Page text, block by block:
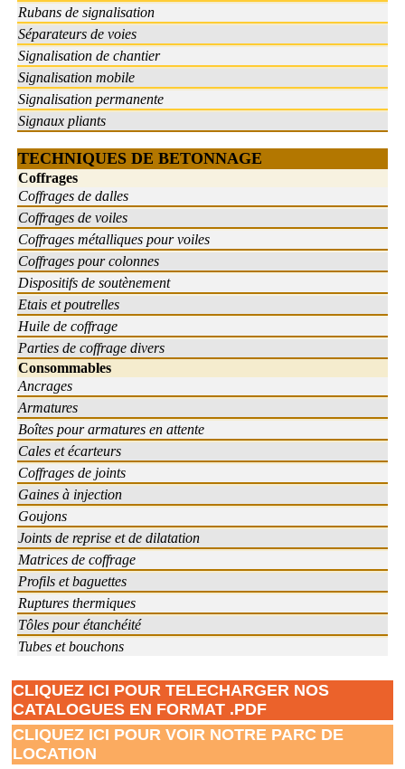
Rubans de signalisation
Séparateurs de voies
Signalisation de chantier
Signalisation mobile
Signalisation permanente
Signaux pliants
TECHNIQUES DE BETONNAGE
Coffrages
Coffrages de dalles
Coffrages de voiles
Coffrages métalliques pour voiles
Coffrages pour colonnes
Dispositifs de soutènement
Etais et poutrelles
Huile de coffrage
Parties de coffrage divers
Consommables
Ancrages
Armatures
Boîtes pour armatures en attente
Cales et écarteurs
Coffrages de joints
Gaines à injection
Goujons
Joints de reprise et de dilatation
Matrices de coffrage
Profils et baguettes
Ruptures thermiques
Tôles pour étanchéité
Tubes et bouchons
CLIQUEZ ICI POUR TELECHARGER NOS
CATALOGUES EN FORMAT .PDF
CLIQUEZ ICI POUR VOIR NOTRE PARC DE
LOCATION